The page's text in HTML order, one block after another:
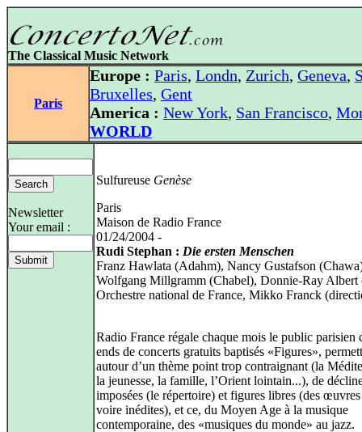
The Classical Music Network
Paris
Europe : Paris, Londn, Zurich, Geneva,
Bruxelles, Gent
America : New York, San Francisco,
WORLD
Newsletter
Your email :
Sulfureuse Genèse
Paris
Maison de Radio France
01/24/2004 -
Rudi Stephan : Die ersten Menschen
Franz Hawlata (Adahm), Nancy Gustafson
Wolfgang Millgramm (Chabel), Donnie-Ray
Orchestre national de France, Mikko Franck
Radio France régale chaque mois le public parisien
ends de concerts gratuits baptisés «Figures»,
autour d’un thème point trop contraignant (la
la jeunesse, la famille, l’Orient lointain...), de
imposées (le répertoire) et figures libres (des œuvres
voire inédites), et ce, du Moyen Age à la musique
contemporaine, des «musiques du monde» au jazz.